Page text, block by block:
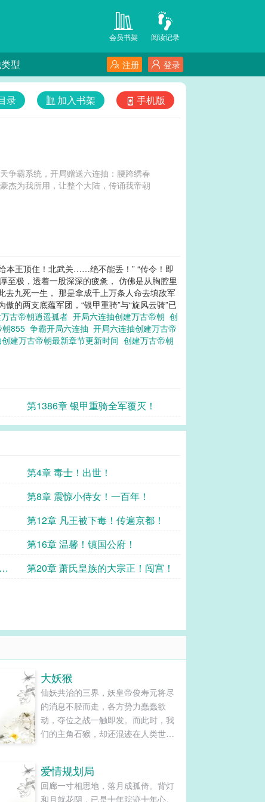
阅读记录
会员书架
型 登录
注册
手机版
加入书架
录
争霸系统，开局赠送六连抽：腰跨绣春
为我所用，让整个大陆，传诵我帝朝
本王顶住！北武关……绝不能丢！” “传令！即
至极，透着一股深深的疲惫， 仿佛是从胸腔里
九死一生， 那是拿成千上万条人命去填敌军
的两支底蕴军团，“银甲重骑”与“旋风云骑”已
古帝朝逍遥孤者 开局六连抽创建万古帝朝 创
朝855 争霸开局六连抽 开局六连抽创建万古帝
建万古帝朝最新章节更新时间 创建万古帝朝
第1386章 银甲重骑全军覆灭！
第4章 毒士！出世！
第8章 震惊小侍女！一百年！
第12章 凡王被下毒！传遍京都！
第16章 温馨！镇国公府！
第20章 萧氏皇族的大宗正！闯宫！
大妖猴
仙妖共治的三界，妖皇帝俊寿元将尽
的消息不胫而走，各方势力蠢蠢欲
动，夺位之战一触即发。而此时，我
们的主角石猴，却还混迹在人类世界
《大泼猴》，希望大家喜欢！...
爱情规划局
回廊一寸相思地，落月成孤倚。背灯
和月就花阴，已是十年踪迹十年心。